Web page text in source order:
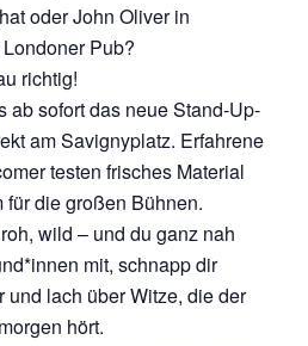
oder John Oliver in
Pub?
richtig!
ab sofort das neue Stand-Up-
am Savignyplatz. Erfahrene
testen frisches Material
die großen Bühnen.
wild – und du ganz nah
mit, schnapp dir
lach über Witze, die der
hört.